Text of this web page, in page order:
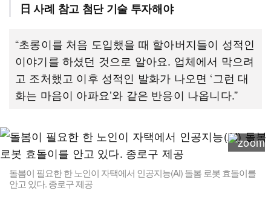
日 사례 참고 첨단 기술 투자해야
“초롱이를 처음 도입했을 때 할아버지들이 성적인
이야기를 하셨던 것으로 알아요. 업체에서 막으려
고 조처했고 이후 성적인 발화가 나오면 ‘그런 대
화는 마음이 아파요’와 같은 반응이 나옵니다.”
돌봄이 필요한 한 노인이 자택에서 인공지능(AI) 돌봄 로봇 효돌이를
안고 있다. 종로구 제공